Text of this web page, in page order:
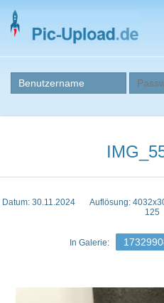
Datum: 30.11.2024 Auflösung:
125
In Galerie: